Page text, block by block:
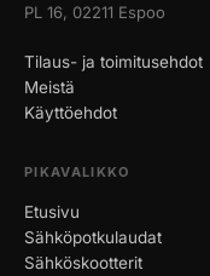
PL 16, 02211 Espoo
Tilaus- ja toimitusehdot
Meistä
Käyttöehdot
PIKAVALIKKO
Etusivu
Sähköpotkulaudat
Sähköskootterit